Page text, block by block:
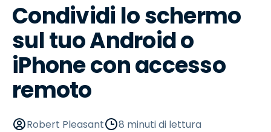
Condividi lo schermo
sul tuo Android o
iPhone con accesso
remoto
Robert Pleasant
8 minuti di lettura